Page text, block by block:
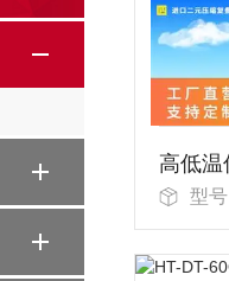
高低
型